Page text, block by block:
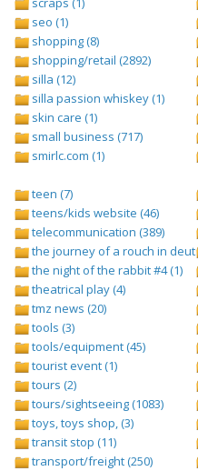
seo (1)
shopping (8)
shopping/retail (2892)
silla (12)
silla passion whiskey (1)
skin care (1)
small business (717)
smirlc.com (1)
teen (7)
teens/kids website (46)
telecommunication (389)
the journey of a rouch in
the night of the rabbit #4 (1)
theatrical play (4)
tmz news (20)
tools (3)
tools/equipment (45)
tourist event (1)
tours (2)
tours/sightseeing (1083)
toys, toys shop, (3)
transit stop (11)
transport/freight (250)